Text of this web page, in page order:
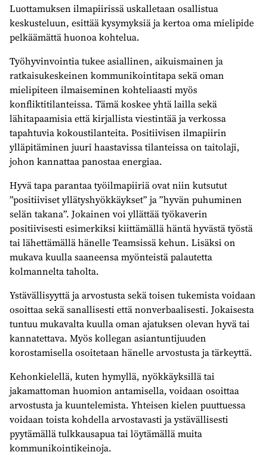
Luottamuksen ilmapiirissä uskalletaan osallistua
keskusteluun, esittää kysymyksiä ja kertoa oma mielipide
pelkäämättä huonoa kohtelua.
Työhyvinvointia tukee asiallinen, aikuismainen ja
ratkaisukeskeinen kommunikointitapa sekä oman
mielipiteen ilmaiseminen kohteliaasti myös
konfliktitilanteissa. Tämä koskee yhtä lailla sekä
lähitapaamisia että kirjallista viestintää ja verkossa
tapahtuvia kokoustilanteita. Positiivisen ilmapiirin
ylläpitäminen juuri haastavissa tilanteissa on taitolaji,
johon kannattaa panostaa energiaa.
Hyvä tapa parantaa työilmapiiriä ovat niin kutsutut
”positiiviset yllätyshyökkäykset” ja ”hyvän puhuminen
selän takana”. Jokainen voi yllättää työkaverin
positiivisesti esimerkiksi kiittämällä häntä hyvästä työstä
tai lähettämällä hänelle Teamsissä kehun. Lisäksi on
mukava kuulla saaneensa myönteistä palautetta
kolmannelta taholta.
Ystävällisyyttä ja arvostusta sekä toisen tukemista voidaan
osoittaa sekä sanallisesti että nonverbaalisesti. Jokaisesta
tuntuu mukavalta kuulla oman ajatuksen olevan hyvä tai
kannatettava. Myös kollegan asiantuntijuuden
korostamisella osoitetaan hänelle arvostusta ja tärkeyttä.
Kehonkielellä, kuten hymyllä, nyökkäyksillä tai
jakamattoman huomion antamisella, voidaan osoittaa
arvostusta ja kuuntelemista. Yhteisen kielen puuttuessa
voidaan toista kohdella arvostavasti ja ystävällisesti
pyytämällä tulkkausapua tai löytämällä muita
kommunikointikeinoja.